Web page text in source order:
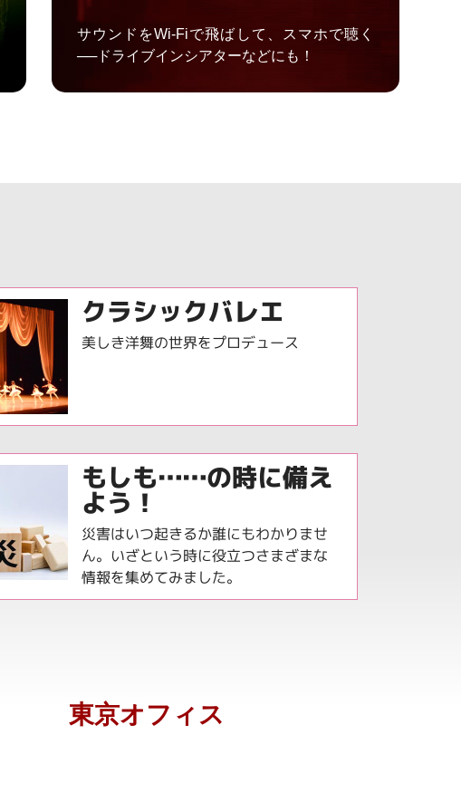
サウンドをWi-Fiで飛ばして、スマホで聴く
──ドライブインシアターなどにも！
クラシックバレエ
美しき洋舞の世界をプロデュース
もしも……の時に備え
よう！
災害はいつ起きるか誰にもわかりませ
ん。いざという時に役立つさまざまな
情報を集めてみました。​
東京オフィス